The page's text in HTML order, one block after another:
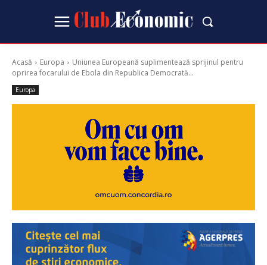
Acasă Europa
Uniunea Europeană suplimentează sprijinul pentru
oprirea focarului de Ebola din Republica Democrată...
Europa